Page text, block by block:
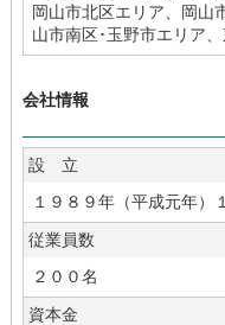
岡山市北区エリア、岡山
山市南区･玉野市エリア
会社情報
設 立
１９８９年（平成元年）
従業員数
２００名
資本金